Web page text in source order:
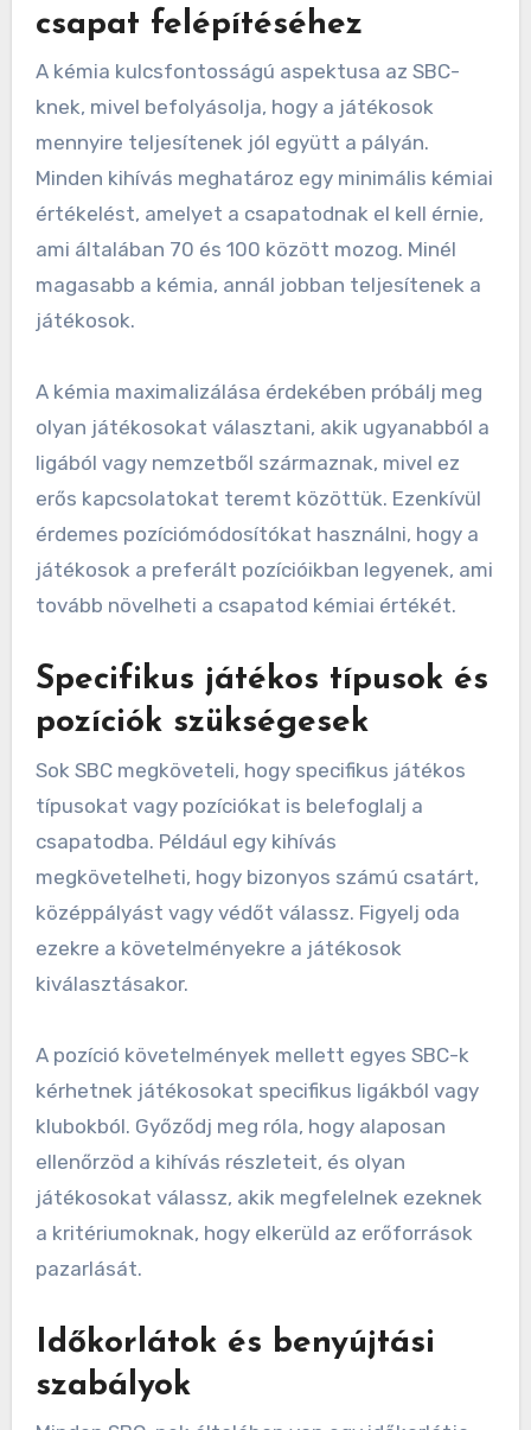
csapat felépítéséhez
A kémia kulcsfontosságú aspektusa az SBC-
knek, mivel befolyásolja, hogy a játékosok
mennyire teljesítenek jól együtt a pályán.
Minden kihívás meghatároz egy minimális kémiai
értékelést, amelyet a csapatodnak el kell érnie,
ami általában 70 és 100 között mozog. Minél
magasabb a kémia, annál jobban teljesítenek a
játékosok.
A kémia maximalizálása érdekében próbálj meg
olyan játékosokat választani, akik ugyanabból a
ligából vagy nemzetből származnak, mivel ez
erős kapcsolatokat teremt közöttük. Ezenkívül
érdemes pozíciómódosítókat használni, hogy a
játékosok a preferált pozícióikban legyenek, ami
tovább növelheti a csapatod kémiai értékét.
Specifikus játékos típusok és
pozíciók szükségesek
Sok SBC megköveteli, hogy specifikus játékos
típusokat vagy pozíciókat is belefoglalj a
csapatodba. Például egy kihívás
megkövetelheti, hogy bizonyos számú csatárt,
középpályást vagy védőt válassz. Figyelj oda
ezekre a követelményekre a játékosok
kiválasztásakor.
A pozíció követelmények mellett egyes SBC-k
kérhetnek játékosokat specifikus ligákból vagy
klubokból. Győződj meg róla, hogy alaposan
ellenőrzöd a kihívás részleteit, és olyan
játékosokat válassz, akik megfelelnek ezeknek
a kritériumoknak, hogy elkerüld az erőforrások
pazarlását.
Időkorlátok és benyújtási
szabályok